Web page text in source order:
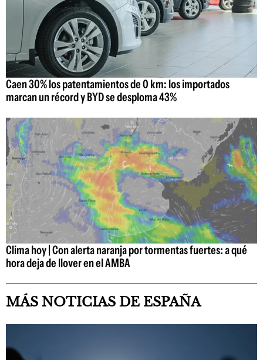
Caen 30% los patentamientos de 0 km: los importados
marcan un récord y BYD se desploma 43%
Clima hoy | Con alerta naranja por tormentas fuertes: a qué
hora deja de llover en el AMBA
MÁS NOTICIAS DE ESPAÑA